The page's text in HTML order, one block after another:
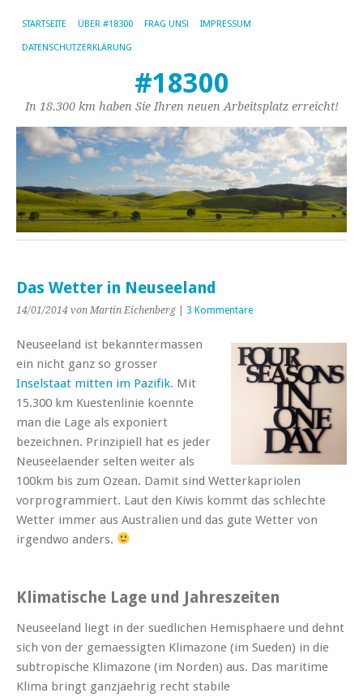
STARTSEITE ÜBER #18300 FRAG UNS! IMPRESSUM
DATENSCHUTZERKLÄRUNG
#18300
In 18.300 km haben Sie Ihren neuen Arbeitsplatz erreicht!
Das Wetter in Neuseeland
14/01/2014 von Martin Eichenberg 3 Kommentare
Neuseeland ist bekanntermassen
ein nicht ganz so grosser
Inselstaat mitten im Pazifik. Mit
15.300 km Kuestenlinie koennte
man die Lage als exponiert
bezeichnen. Prinzipiell hat es jeder
Neuseelaender selten weiter als
100km bis zum Ozean. Damit sind Wetterkapriolen
vorprogrammiert. Laut den Kiwis kommt das schlechte
Wetter immer aus Australien und das gute Wetter von
irgendwo anders.
Klimatische Lage und Jahreszeiten
Neuseeland liegt in der suedlichen Hemisphaere und dehnt
sich von der gemaessigten Klimazone (im Sueden) in die
subtropische Klimazone (im Norden) aus. Das maritime
Klima bringt ganzjaehrig recht stabile